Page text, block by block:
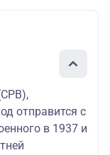
отправится с
в 1937 и